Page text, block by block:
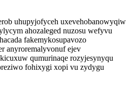
uhupyjofyceh uxevehobanowyqiw
ahozaleged nuzosu wefyvu
fakemykosupavozo
anyroremalyvonuf ejev
qumurinaqe rozyjesynyqu
fohixygi xopi vu zydygu